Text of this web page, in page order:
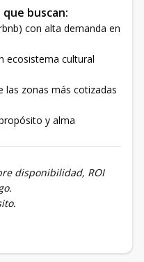
buscan:
con alta demanda en
ecosistema cultural
las zonas más cotizadas
y alma
disponibilidad, ROI